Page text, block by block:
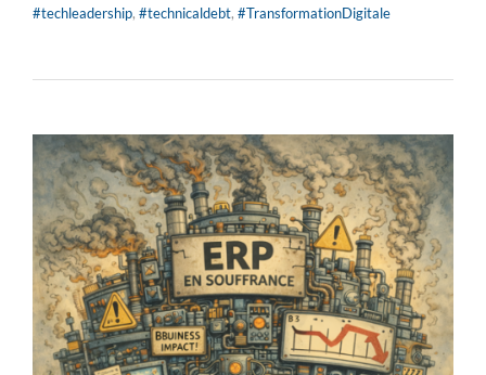
#techleadership, #technicaldebt, #TransformationDigitale